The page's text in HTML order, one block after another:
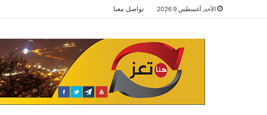
الأحد, أغسطس 9 2026 تواصل معنا